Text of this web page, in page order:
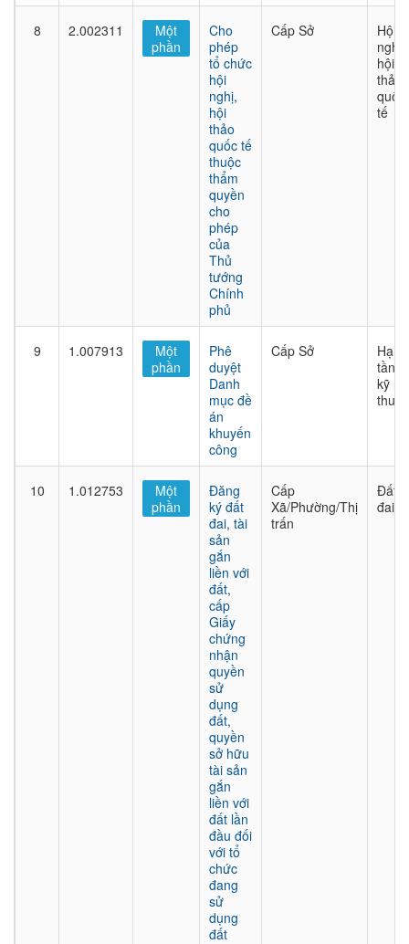
8 2.002311
Một
phần
Cho
phép
tổ chức
hội
nghị,
hội
thảo
quốc tế
thuộc
thẩm
quyền
cho
phép
của
Thủ
tướng
Chính
phủ
Cấp Sở
Hội
nghị,
hội
thảo
quốc
tế
9 1.007913
Một
phần
Phê
duyệt
Danh
mục đề
án
khuyến
công
Cấp Sở
Hạ
tầng
kỹ
thuật
10 1.012753
Một
phần
Đăng
ký đất
đai, tài
sản
gắn
liền với
đất,
cấp
Giấy
chứng
nhận
quyền
sử
dụng
đất,
quyền
sở hữu
tài sản
gắn
liền với
đất lần
đầu đối
với tổ
chức
đang
sử
dụng
đất
Cấp
Xã/Phường/Thị
trấn
Đất
đai